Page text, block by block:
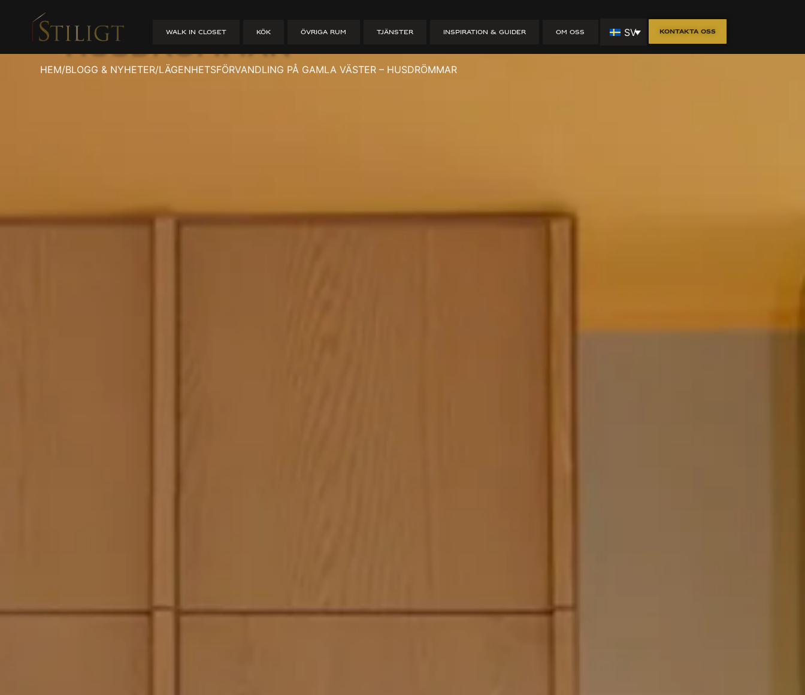
WALK IN CLOSET KÖK ÖVRIGA RUM TJÄNSTER INSPIRATION & GUIDER OM OSS SV Kontakta oss
Lägenhetsförvandling på Gamla Väster
– Husdrömmar
HEM/BLOGG & NYHETER/LÄGENHETSFÖRVANDLING PÅ GAMLA VÄSTER – HUSDRÖMMAR